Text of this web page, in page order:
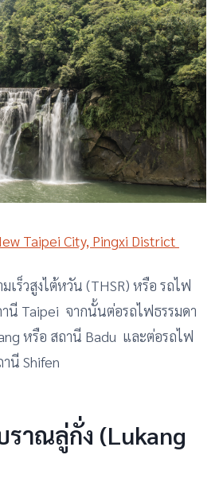
Taipei City, Pingxi District
เร็วสูงไต้หวัน (THSR) หรือ รถไฟ
านี Taipei จากนั้นต่อรถไฟธรรมดา
หรือ สถานี Badu และต่อรถไฟ
นี Shifen
ราณลู่กั่ง (Lukang